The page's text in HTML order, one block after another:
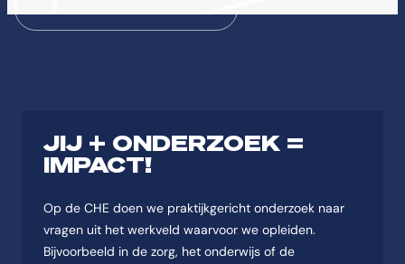
JIJ + ONDERZOEK =
IMPACT!
Op de CHE doen we praktijkgericht onderzoek naar
vragen uit het werkveld waarvoor we opleiden.
Bijvoorbeeld in de zorg, het onderwijs of de